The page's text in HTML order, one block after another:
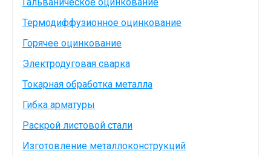
Термодиффузионное оцинкование
Горячее оцинкование
Электродуговая сварка
Токарная обработка металла
Гибка арматуры
Раскрой листовой стали
Изготовление металлоконструкций